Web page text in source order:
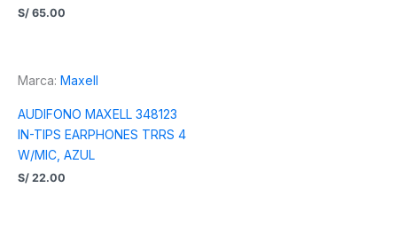
S/ 65.00
Marca: Maxell
AUDIFONO MAXELL 348123
IN-TIPS EARPHONES TRRS 4
W/MIC, AZUL
S/ 22.00